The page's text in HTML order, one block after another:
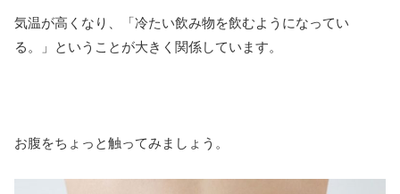
気温が高くなり、「冷たい飲み物を飲むようになってい
る。」ということが大きく関係しています。
お腹をちょっと触ってみましょう。